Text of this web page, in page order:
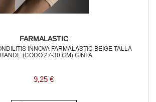
FARMALASTIC
INNOVA FARMALASTIC BEIGE TALLA
(CODO 27-30 CM) CINFA
9,25 €